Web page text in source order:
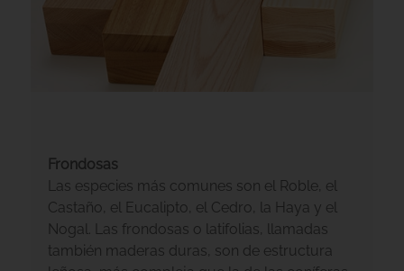
Frondosas
Las especies más comunes son el Roble, el
Castaño, el Eucalipto, el Cedro, la Haya y el
Nogal. Las frondosas o latifolias, llamadas
también maderas duras, son de estructura